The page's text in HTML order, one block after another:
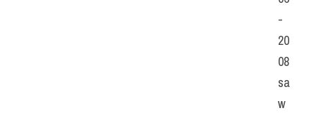
-
20
08
sa
w